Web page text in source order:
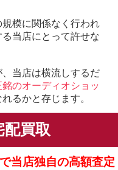
模に関係なく行われ
当店にとって許せな
当店は横流しするだ
銘のオーディオショッ
るかと存じます。
買取
当店独自の高額査定